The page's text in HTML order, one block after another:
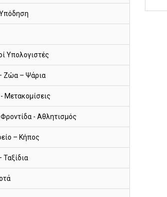
Υπολογιστές
Ζώα – Ψάρια
Μετακομίσεις
- Αθλητισμός
– Κήπος
Ταξίδια